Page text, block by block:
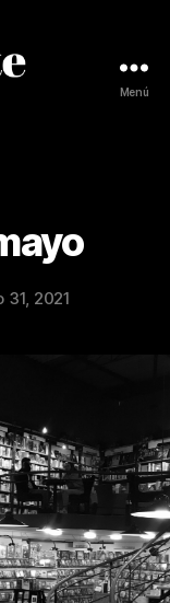
Menú
31, 2021